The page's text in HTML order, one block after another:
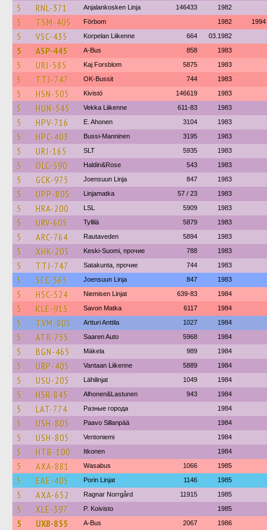
5 RNL-371 Anjalankosken Linja 146433 1982
5 TSM-405 Förbom 1982 1994
5 VSC-435 Korpelan Liikenne 664 03.1982
5 ASP-445 A-Bus 858 1983
5 URJ-585 Kaj Forsblom 5875 1983
5 TTJ-747 OK-Bussit 744 1983
5 HSN-505 Kivistö 146619 1983
5 HUN-545 Vekka Liikenne 611-83 1983
5 HPV-716 E. Ahonen 3104 1983
5 HPC-403 Bussi-Manninen 3195 1983
5 URJ-165 SLT 5935 1983
5 OLC-590 Haldin&Rose 543 1983
5 GCK-975 Joensuun Linja 847 1983
5 UPP-805 Linjamatka 57 / 23 1983
5 HRA-200 LSL 5909 1983
5 URV-605 Tyllilä 5879 1983
5 ARC-764 Rautaveden 5894 1983
5 XHK-205 Keski-Suomi, прочие 788 1983
5 TTJ-747 Satakunta, прочие 744 1983
5 SEC-365 Joensuun Linja 847 1983
5 HSC-524 Niemisen Linjat 639-83 1984
5 KLE-915 Savon Matka 6117 1984
5 TVM-805 Artturi Anttila 1027 1984
5 ATR-755 Saaren Auto 5968 1984
5 BGN-465 Mäkela 989 1984
5 URP-405 Vantaan Liikenne 5889 1984
5 USU-205 Lähilinjat 1049 1984
5 HSR-845 Alhonen&Lastunen 943 1984
5 LAT-774 Разные города 1984
5 USH-805 Paavo Sillanpää 1984
5 USH-805 Ventoniemi 1984
5 HTB-100 Itkonen 1984
5 AXA-881 Wasabus 1066 1985
5 EAE-405 Porin Linjat 1146 1985
5 AXA-652 Ragnar Norrgård 11915 1985
5 XLE-397 P. Koivisto 1985
5 UXB-855 A-Bus 2067 1986